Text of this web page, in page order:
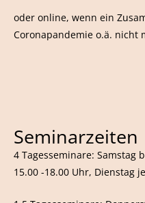
oder online, wenn ein
Coronapandemie o.ä. nicht
Seminarzeiten
4 Tagesseminare: Samstag
15.00 -18.00 Uhr, Dienstag